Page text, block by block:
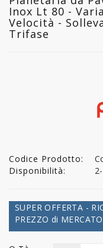
Inox Lt 80 -
Velocità -
Trifase
Codice Prodotto:
Disponibilità:
SUPER OFFERTA -
PREZZO di MERCATO